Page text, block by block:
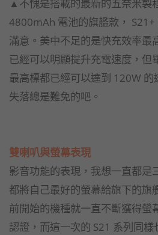
4800mAh 電池的旗艦款，
滿意。美中不足的是快充效率最
已經可以明顯提升充電速度，但
最高標都已經可以達到 120W
失落總是難免的吧。
雙喇叭與螢幕表現
影音功能的表現，我想一直都是
都將自己最好的螢幕給旗下的旗
前開始的機種就一直不斷獲得螢
認證，而這一次的 S21 系列同樣